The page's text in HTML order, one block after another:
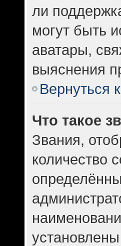
ли
могут быть
аватары,
выяснения
Вернуться
Что такое
Звания,
количество